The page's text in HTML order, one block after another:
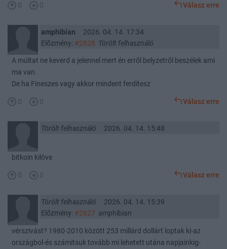
0 0 Válasz erre
amphibian
2026. 04. 14. 17:34
Előzmény: #2828 Törölt felhasználó
A múltat ne keverd a jelennel mert én erről belyzetről beszélek ami
ma van.
De ha Fineszes vagy akkor mindent ferdítesz
0 0 Válasz erre
Törölt felhasználó 2026. 04. 14. 15:48
bitkoin kilöve
0 0 Válasz erre
Törölt felhasználó
2026. 04. 14. 15:39
Előzmény: #2827 amphibian
vérszivást? 1980-2010 között 253 millárd dollárt loptak ki-az
országbol-és számitsuk tovább mi lehetett utána napjainkig-